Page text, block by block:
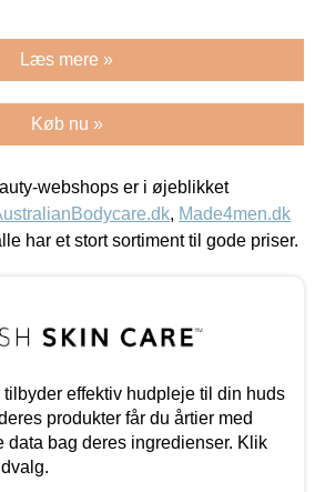
Læs mere »
Køb nu »
webshops er i øjeblikket
, Made4men.dk
har et stort sortiment til gode priser.
effektiv hudpleje til din huds
produkter får du årtier med
bag deres ingredienser. Klik